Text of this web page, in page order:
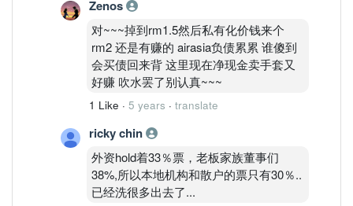
多少，这样你就不会害怕。随着通货膨胀
的加剧，ASP可能跌回22USD吗？你现
在200千可以买到屋子吗？200千可以买
到20*75大的屋子吗？现在的情况就是大
基金控制着股价，不要轻举妄动先，看看
基金把股价压到多少？足够低了再加吗，
可以all in!比如跌至RM1，从1块起到2块
你就赚100%。所以不要急，等媒体不断
重复播发负面新闻，等无知散户恐慌，基
金一直不断报导ASP下跌，等低谷再进
Zenos
对~~~掉到rm1.5然后私有化价钱来个
rm2 还是有赚的 airasia负债累累 谁傻到
会买债回来背 这里现在净现金卖手套又
好赚 吹水罢了别认真~~~
1 Like · 5 years · translate
ricky chin
外资hold着33％票，老板家族董事们
38%,所以本地机构和散户的票只有30％..
已经洗很多出去了...